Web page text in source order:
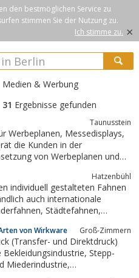
den bestmöglichen Service zu
stimmen Sie der Nutzung zu.
Ich stimme zu. ×
Medien & Werbung
31 Ergebnisse gefunden
Taunusstein
Messedisplays,
Hatzenbühl
individuell gestalteten Fahnen
auch internationale
von Wirkware Groß-Zimmern
(Transfer- und Direktdruck)